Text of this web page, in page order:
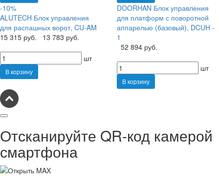
-10%
ALUTECH Блок управления
для распашных ворот, CU-AM
15 315 руб.
13 783 руб.
шт
В корзину
DOORHAN Блок управления
для платформ с поворотной
аппарелью (базовый), DCUH -
1
52 894 руб.
шт
В корзину
Отсканируйте QR-код камерой
смартфона